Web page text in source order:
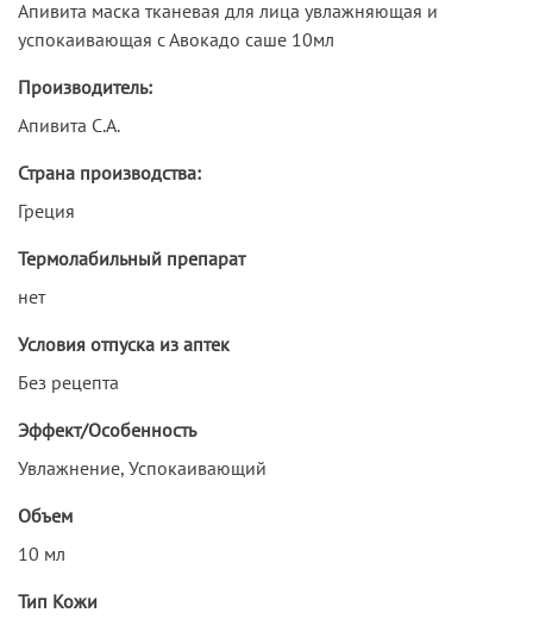
Апивита маска тканевая для лица увлажняющая и
успокаивающая с Авокадо саше 10мл
Производитель:
Апивита С.А.
Страна производства:
Греция
Термолабильный препарат
нет
Условия отпуска из аптек
Без рецепта
Эффект/Особенность
Увлажнение, Успокаивающий
Объем
10 мл
Тип Кожи